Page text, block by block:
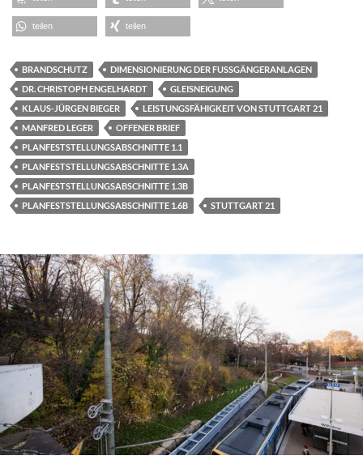
teilen teilen
BRANDSCHUTZ
DIMENSIONIERUNG DER FUSSGÄNGERANLAGEN
DR. CHRISTOPH ENGELHARDT
GLEISNEIGUNG
KLAUS-JÜRGEN BIEGER
LEISTUNGSFÄHIGKEIT VON STUTTGART 21
MANFRED LEGER
OFFENER BRIEF
PLANFESTSTELLUNGSABSCHNITTE 1.1
PLANFESTSTELLUNGSABSCHNITTE 1.3A
PLANFESTSTELLUNGSABSCHNITTE 1.3B
PLANFESTSTELLUNGSABSCHNITTE 1.6B
STUTTGART 21